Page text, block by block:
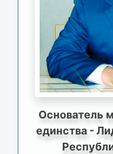
Основатель
единства -